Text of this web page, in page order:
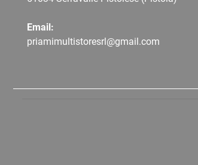
Email:
priamimultistoresrl@gmail.com